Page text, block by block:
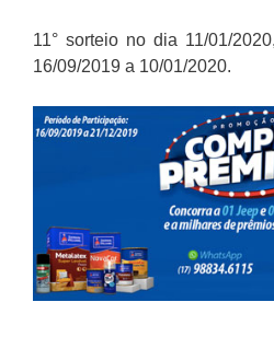
11° sorteio no dia 11/01/
16/09/2019 a 10/01/2020.